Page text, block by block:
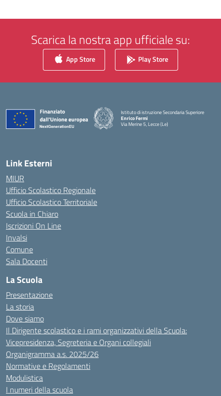
Scarica la nostra app ufficiale su:
App Store Play Store
Istituto di istruzione Secondaria Superiore
Enrico Fermi
Via Merine 5, Lecce (Le)
Link Esterni
MIUR
Ufficio Scolastico Regionale
Ufficio Scolastico Territoriale
Scuola in Chiaro
Iscrizioni On Line
Invalsi
Comune
Sala Docenti
La Scuola
Presentazione
La storia
Dove siamo
Il Dirigente scolastico e i rami organizzativi della Scuola:
Vicepresidenza, Segreteria e Organi collegiali
Organigramma a.s. 2025/26
Normative e Regolamenti
Modulistica
I numeri della scuola